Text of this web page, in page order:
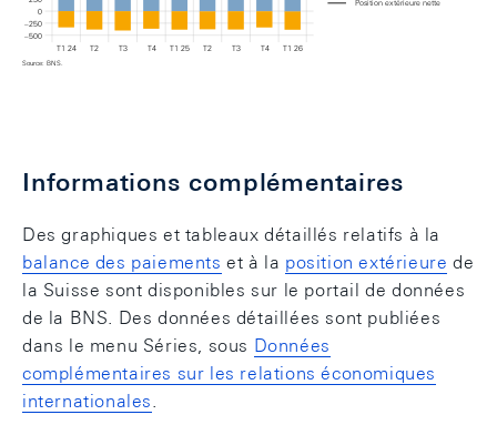
T1 24 T2 T3 T4 T1 25 T2 T3 T4 T1 26
– 500
– 250
0
Position extérieure nette
Source: BNS.
Informations complémentaires
Des graphiques et tableaux détaillés relatifs à la
balance des paiements et à la position extérieure de
la Suisse sont disponibles sur le portail de données
de la BNS. Des données détaillées sont publiées
dans le menu Séries, sous Données
complémentaires sur les relations économiques
internationales.